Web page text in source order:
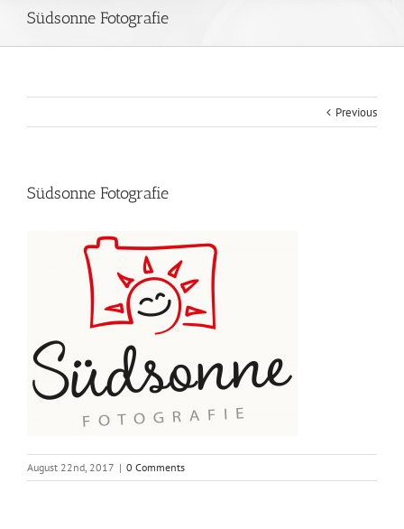
Südsonne Fotografie
Previous
Südsonne Fotografie
August 22nd, 2017 | 0 Comments